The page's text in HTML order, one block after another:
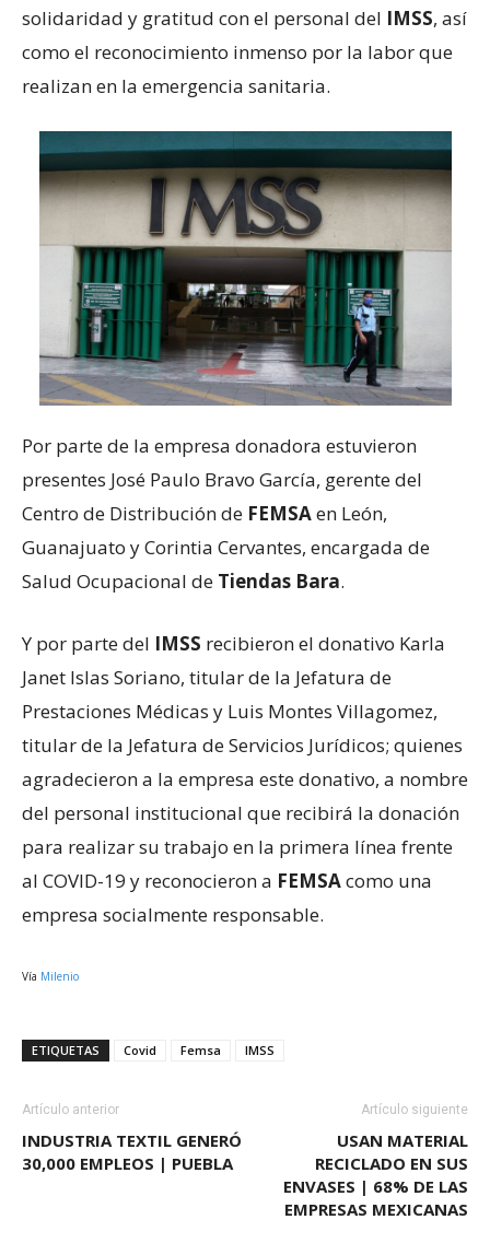
solidaridad y gratitud con el personal del IMSS, así
como el reconocimiento inmenso por la labor que
realizan en la emergencia sanitaria.
Por parte de la empresa donadora estuvieron
presentes José Paulo Bravo García, gerente del
Centro de Distribución de FEMSAen León,
Guanajuato y Corintia Cervantes, encargada de
Salud Ocupacional de Tiendas Bara.
Y por parte del IMSS recibieron el donativo Karla
Janet Islas Soriano, titular de la Jefatura de
Prestaciones Médicas y Luis Montes Villagomez,
titular de la Jefatura de Servicios Jurídicos; quienes
agradecieron a la empresa este donativo, a nombre
del personal institucional que recibirá la donación
para realizar su trabajo en la primera línea frente
al COVID-19 y reconocieron a FEMSAcomo una
empresa socialmente responsable.
Vía Milenio
ETIQUETAS Covid Femsa IMSS
Artículo anterior
INDUSTRIA TEXTIL GENERÓ
30,000 EMPLEOS | PUEBLA
Artículo siguiente
USAN MATERIAL
RECICLADO EN SUS
ENVASES | 68% DE LAS
EMPRESAS MEXICANAS